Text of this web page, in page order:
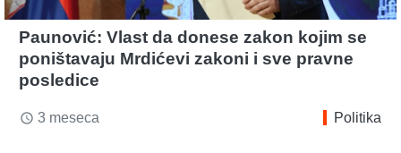
Paunović: Vlast da donese zakon kojim se
poništavaju Mrdićevi zakoni i sve pravne
posledice
access_time 3 meseca Politika